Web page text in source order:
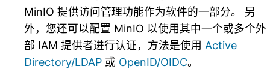
MinIO 提供访问管理功能作为软件的一部分。 另
外，您还可以配置 MinIO 以使用其中一个或多个外
部 IAM 提供者进行认证，方法是使用 Active
Directory/LDAP 或 OpenID/OIDC。